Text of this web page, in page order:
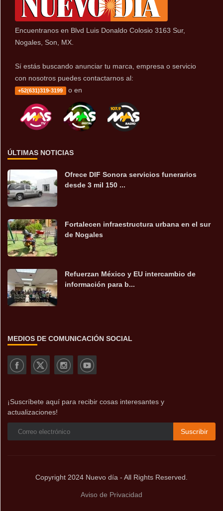
Encuentranos en Blvd Luis Donaldo Colosio 3163 Sur,
Nogales, Son, MX.
Sí estás buscando anunciar tu marca, empresa o servicio
con nosotros puedes contactarnos al:
+52(631)319-3199 o en
ÚLTIMAS NOTICIAS
Ofrece DIF Sonora servicios funerarios
desde 3 mil 150 ...
Fortalecen infraestructura urbana en el sur
de Nogales
Refuerzan México y EU intercambio de
información para b...
MEDIOS DE COMUNICACIÓN SOCIAL
¡Suscríbete aquí para recibir cosas interesantes y
actualizaciones!
Suscribir
Copyright 2024 Nuevo día - All Rights Reserved.
Aviso de Privacidad